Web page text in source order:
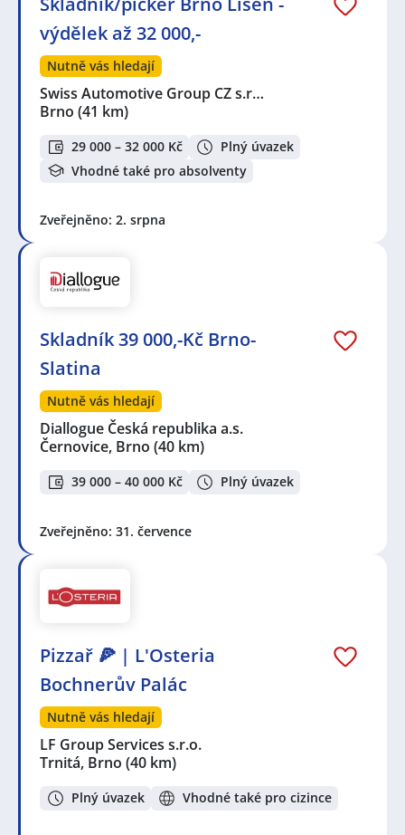
výdělek až 32 000,-
Nutně vás hledají
Swiss Automotive Group CZ s.r…
Brno (41 km)
29 000 – 32 000 Kč
Plný úvazek
Vhodné také pro absolventy
Zveřejněno: 2. srpna
Skladník 39 000,-Kč Brno-
Slatina
Nutně vás hledají
Diallogue Česká republika a.s.
Černovice, Brno (40 km)
39 000 – 40 000 Kč Plný úvazek
Zveřejněno: 31. července
Pizzař 🍕 | L'Osteria
Bochnerův Palác
Nutně vás hledají
LF Group Services s.r.o.
Trnitá, Brno (40 km)
Plný úvazek Vhodné také pro cizince